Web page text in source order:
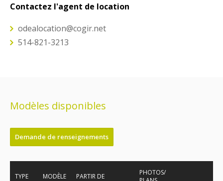
Contactez l'agent de location
odealocation@cogir.net
514-821-3213
Modèles disponibles
Demande de renseignements
TYPE MODÈLE PARTIR DE
PHOTOS/